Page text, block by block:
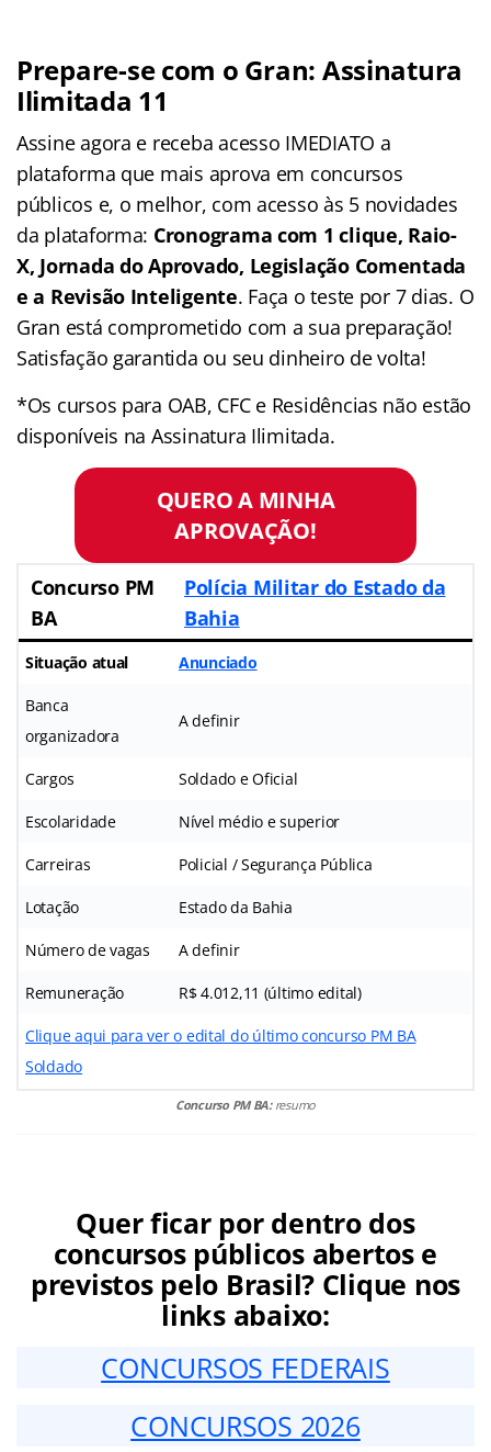
Prepare-se com o Gran: Assinatura
Ilimitada 11
Assine agora e receba acesso IMEDIATO a
plataforma que mais aprova em concursos
públicos e, o melhor, com acesso às 5 novidades
da plataforma: Cronograma com 1 clique, Raio-
X, Jornada do Aprovado, Legislação Comentada
e a Revisão Inteligente. Faça o teste por 7 dias. O
Gran está comprometido com a sua preparação!
Satisfação garantida ou seu dinheiro de volta!
*Os cursos para OAB, CFC e Residências não estão
disponíveis na Assinatura Ilimitada.
QUERO A MINHA
APROVAÇÃO!
Concurso PM
BA
Polícia Militar do Estado da
Bahia
Situação atual Anunciado
Banca
organizadora
A definir
Cargos Soldado e Oficial
Escolaridade Nível médio e superior
Carreiras Policial / Segurança Pública
Lotação Estado da Bahia
Número de vagas A definir
Remuneração R$ 4.012,11 (último edital)
Clique aqui para ver o edital do último concurso PM BA
Soldado
Concurso PM BA: resumo
Quer ficar por dentro dos
concursos públicos abertos e
previstos pelo Brasil? Clique nos
links abaixo:
CONCURSOS FEDERAIS
CONCURSOS 2026